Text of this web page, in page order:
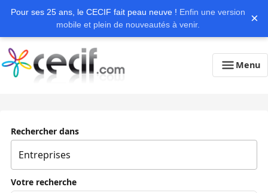
Pour ses 25 ans, le CECIF fait peau neuve ! Enfin une version
mobile et plein de nouveautés à venir.
×
Menu
Rechercher dans
Votre recherche